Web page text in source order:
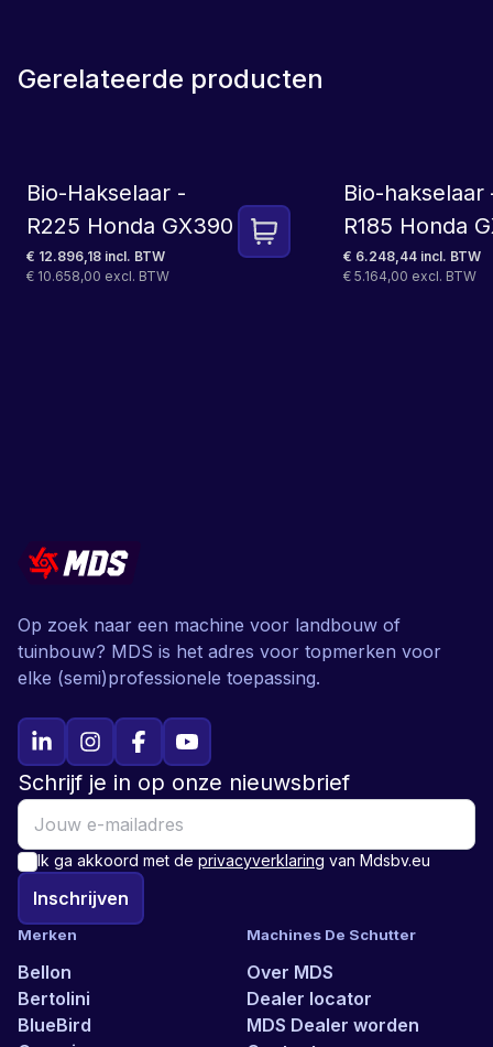
Gerelateerde producten
Bio-Hakselaar -
R225 Honda GX390
€ 12.896,18 incl. BTW
€ 10.658,00 excl. BTW
Bio-hakselaar
R185 Honda
€ 6.248,44 incl. BTW
€ 5.164,00 excl. BTW
Op zoek naar een machine voor landbouw of
tuinbouw? MDS is het adres voor topmerken voor
elke (semi)professionele toepassing.
Merken
Bellon
Bertolini
BlueBird
Machines De Schutter
Over MDS
Dealer locator
MDS Dealer worden
Schrijf je in op onze nieuwsbrief
Ik ga akkoord met de privacyverklaring van Mdsbv.eu
Inschrijven